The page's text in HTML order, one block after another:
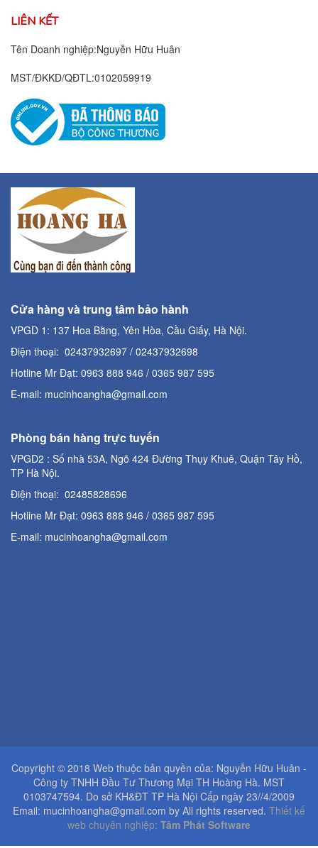
LIÊN KẾT
Tên Doanh nghiệp:Nguyễn Hữu Huân
MST/ĐKKD/QĐTL:0102059919
Cửa hàng và trung tâm bảo hành
VPGD 1: 137 Hoa Bằng, Yên Hòa, Cầu Giấy, Hà Nội.
Điện thoại: 02437932697 / 02437932698
Hotline Mr Đạt: 0963 888 946 / 0365 987 595
E-mail: mucinhoangha@gmail.com
Phòng bán hàng trực tuyến
VPGD2 : Số nhà 53A, Ngõ 424 Đường Thụy Khuê, Quận Tây Hồ,
TP Hà Nội.
Điện thoại: 02485828696
Hotline Mr Đạt: 0963 888 946 / 0365 987 595
E-mail: mucinhoangha@gmail.com
Copyright © 2018 Web thuộc bản quyền của: Nguyễn Hữu Huân -
Công ty TNHH Đầu Tư Thương Mại TH Hoàng Hà. MST
0103747594. Do sở KH&ĐT TP Hà Nội Cấp ngày 23//4/2009
Email: mucinhoangha@gmail.com by All rights reserved. Thiết kế
web chuyên nghiệp: Tâm Phát Software